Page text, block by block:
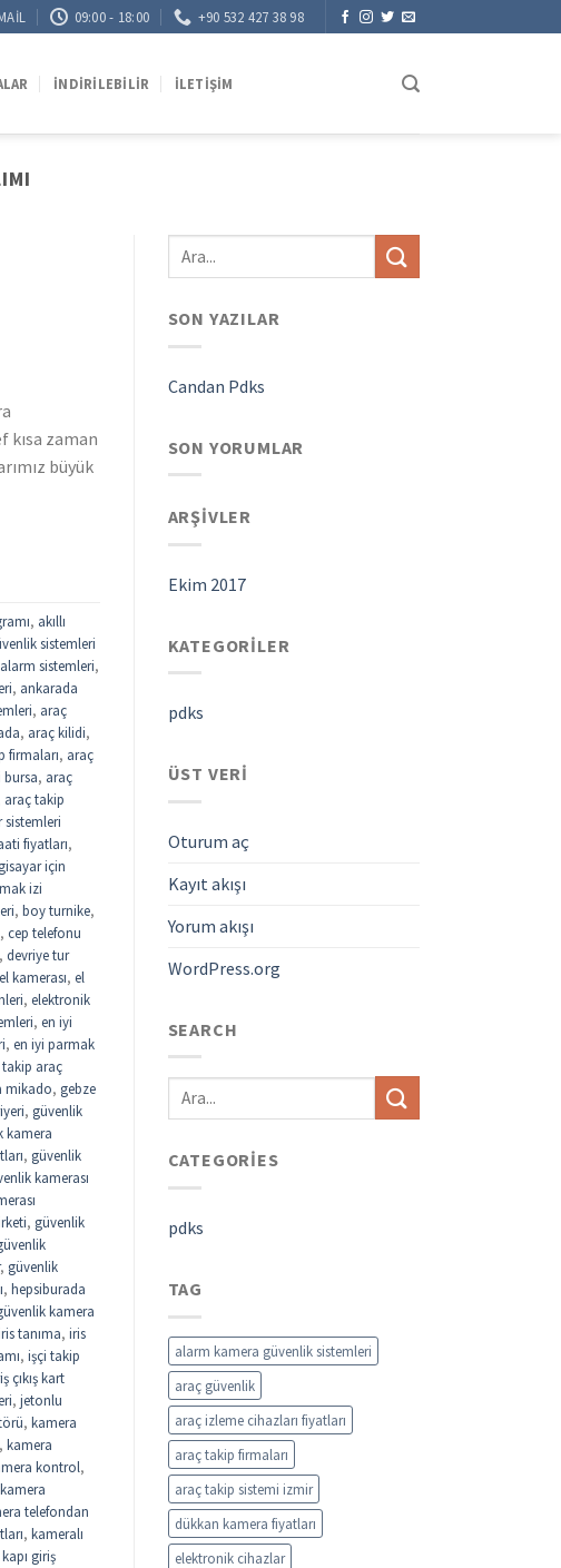
09:00 - 18:00 +90 532 427 38 98
İNDIRILEBILIR İLETIŞIM
zaman
büyük
, akıllı
sistemleri
alarm sistemleri,
, ankarada
, araç
, araç kilidi,
firmaları, araç
bursa, araç
araç takip
sistemleri
fiyatları,
için
izi
, boy turnike,
, cep telefonu
, devriye tur
el kamerası, el
, elektronik
, en iyi
, en iyi parmak
takip araç
mikado, gebze
, güvenlik
kamera
, güvenlik
kamerası
, güvenlik
, güvenlik
, hepsiburada
kamera
tanıma, iris
, işçi takip
çıkış kart
, jetonlu
, kamera
, kamera
kontrol,
kamera
telefondan
, kameralı
kapı giriş
SON YAZILAR
Candan Pdks
SON YORUMLAR
ARŞIVLER
Ekim 2017
KATEGORILER
pdks
ÜST VERI
Oturum aç
Kayıt akışı
Yorum akışı
WordPress.org
SEARCH
CATEGORIES
pdks
TAG
alarm kamera güvenlik sistemleri
araç güvenlik
araç izleme cihazları fiyatları
araç takip firmaları
araç takip sistemi izmir
dükkan kamera fiyatları
elektronik cihazlar